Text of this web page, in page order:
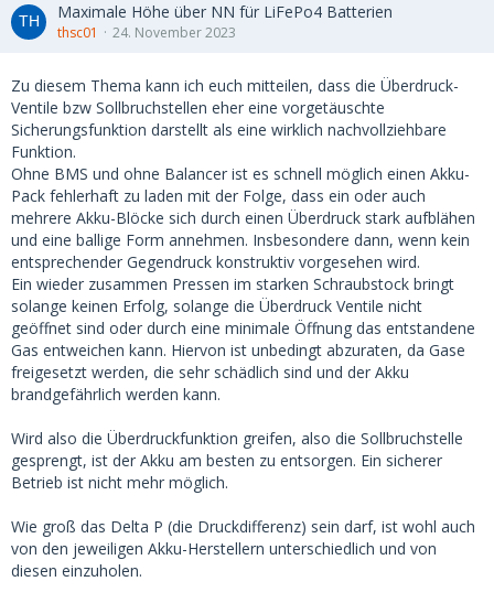
Maximale Höhe über NN für LiFePo4 Batterien
thsc01 24. November 2023
Zu diesem Thema kann ich euch mitteilen, dass die Überdruck-
Ventile bzw Sollbruchstellen eher eine vorgetäuschte
Sicherungsfunktion darstellt als eine wirklich nachvollziehbare
Funktion.
Ohne BMS und ohne Balancer ist es schnell möglich einen Akku-
Pack fehlerhaft zu laden mit der Folge, dass ein oder auch
mehrere Akku-Blöcke sich durch einen Überdruck stark aufblähen
und eine ballige Form annehmen. Insbesondere dann, wenn kein
entsprechender Gegendruck konstruktiv vorgesehen wird.
Ein wieder zusammen Pressen im starken Schraubstock bringt
solange keinen Erfolg, solange die Überdruck Ventile nicht
geöffnet sind oder durch eine minimale Öffnung das entstandene
Gas entweichen kann. Hiervon ist unbedingt abzuraten, da Gase
freigesetzt werden, die sehr schädlich sind und der Akku
brandgefährlich werden kann.
Wird also die Überdruckfunktion greifen, also die Sollbruchstelle
gesprengt, ist der Akku am besten zu entsorgen. Ein sicherer
Betrieb ist nicht mehr möglich.
Wie groß das Delta P (die Druckdifferenz) sein darf, ist wohl auch
von den jeweiligen Akku-Herstellern unterschiedlich und von
diesen einzuholen.